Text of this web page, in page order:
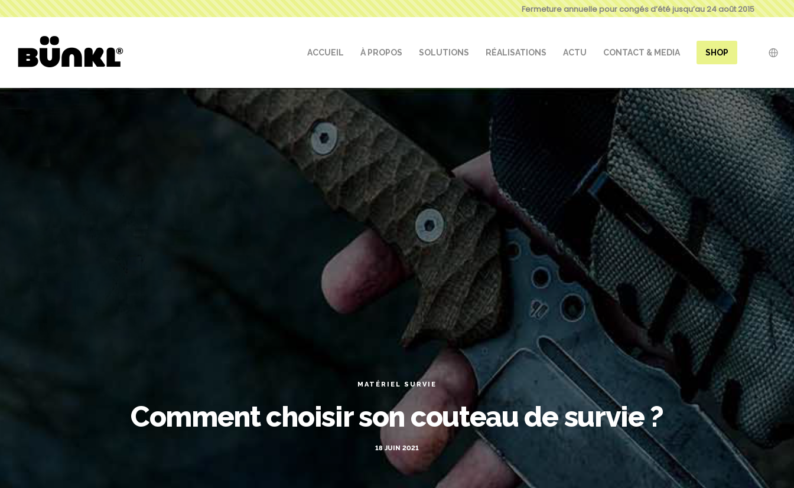
Fermeture annuelle pour congés d’été jusqu’au 24 août 2015
ACCUEIL À PROPOS SOLUTIONS RÉALISATIONS ACTU CONTACT & MEDIA SHOP
MATÉRIEL SURVIE
Comment choisir son couteau de survie ?
18 JUIN 2021